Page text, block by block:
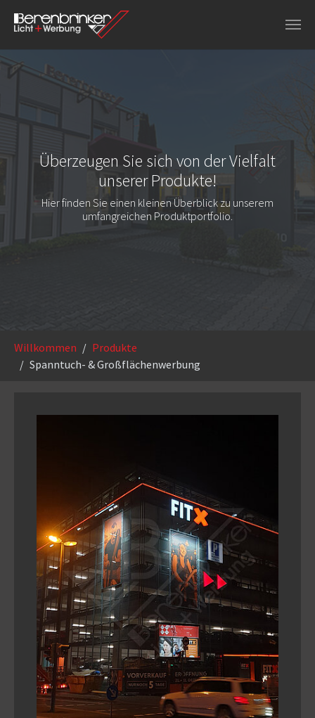
Zu Hauptinhalt springen
Überzeugen Sie sich von der Vielfalt
unserer Produkte!
Hier finden Sie einen kleinen Überblick zu unserem
umfangreichen Produktportfolio.
Willkommen
Produkte
Spanntuch- & Großflächenwerbung